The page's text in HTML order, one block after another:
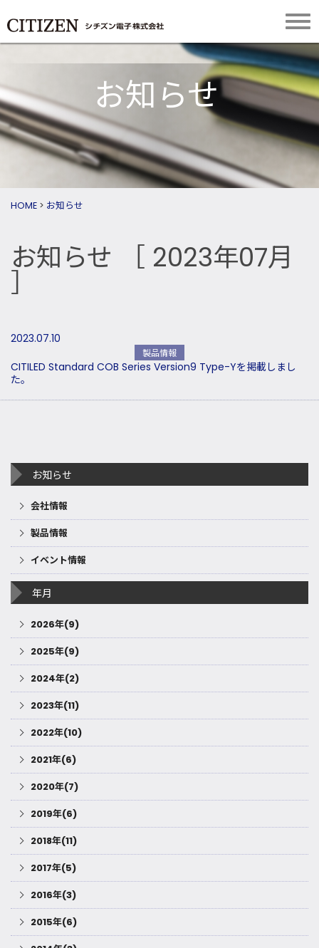
お知らせ
HOME > お知らせ
お知らせ ［ 2023年07月
］
2023.07.10
製品情報
CITILED Standard COB Series Version9 Type-Yを掲載しまし
た。
お知らせ
会社情報
製品情報
イベント情報
年月
2026年(9)
2025年(9)
2024年(2)
2023年(11)
2022年(10)
2021年(6)
2020年(7)
2019年(6)
2018年(11)
2017年(5)
2016年(3)
2015年(6)